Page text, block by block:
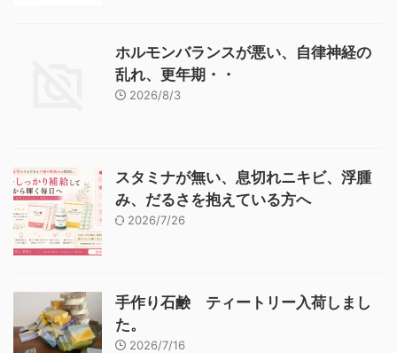
ホルモンバランスが悪い、自律神経の
乱れ、更年期・・
2026/8/3
スタミナが無い、息切れニキビ、浮腫
み、だるさを抱えている方へ
2026/7/26
手作り石鹸 ティートリー入荷しまし
た。
2026/7/16